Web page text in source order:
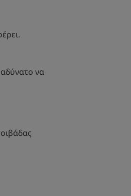
να